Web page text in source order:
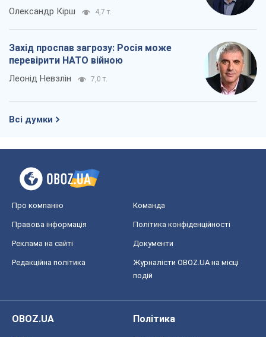
Олександр Кірш 4,7 т.
Захід проспав загрозу: Росія може
перевірити НАТО війною
Леонід Невзлін 7,0 т.
Всі думки
Про компанію Команда
Правова інформація Політика конфіденційності
Реклама на сайті Документи
Редакційна політика
Журналісти OBOZ.UA на місці
подій
OBOZ.UA
Політика